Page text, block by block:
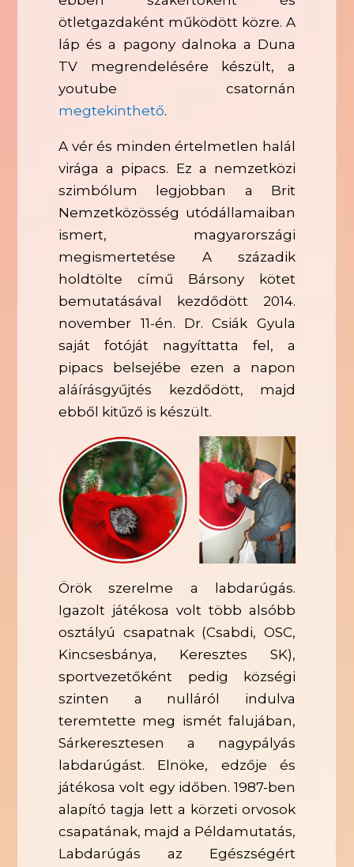
ötletgazdaként működött közre. A
láp és a pagony dalnoka a Duna
TV megrendelésére készült, a
youtube csatornán
megtekinthető.
A vér és minden értelmetlen halál
virága a pipacs. Ez a nemzetközi
szimbólum legjobban a Brit
Nemzetközösség utódállamaiban
ismert, magyarországi
megismertetése A századik
holdtölte című Bársony kötet
bemutatásával kezdődött 2014.
november 11-én. Dr. Csiák Gyula
saját fotóját nagyíttatta fel, a
pipacs belsejébe ezen a napon
aláírásgyűjtés kezdődött, majd
ebből kitűző is készült.
Örök szerelme a labdarúgás.
Igazolt játékosa volt több alsóbb
osztályú csapatnak (Csabdi, OSC,
Kincsesbánya, Keresztes SK),
sportvezetőként pedig községi
szinten a nulláról indulva
teremtette meg ismét falujában,
Sárkeresztesen a nagypályás
labdarúgást. Elnöke, edzője és
játékosa volt egy időben. 1987-ben
alapító tagja lett a körzeti orvosok
csapatának, majd a Példamutatás,
Labdarúgás az Egészségért